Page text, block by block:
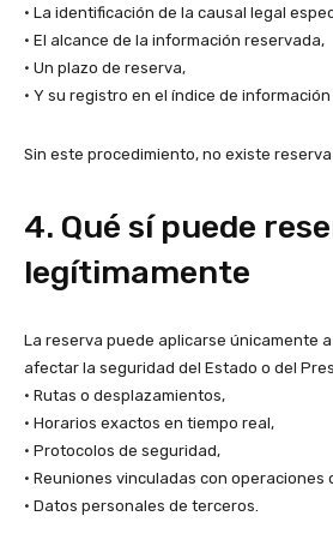
• La identificación de la causal legal
• El alcance de la información reservada,
• Un plazo de reserva,
• Y su registro en el índice de información
Sin este procedimiento, no existe reserva
4. Qué sí puede
legítimamente
La reserva puede aplicarse únicamente
afectar la seguridad del Estado o del
• Rutas o desplazamientos,
• Horarios exactos en tiempo real,
• Protocolos de seguridad,
• Reuniones vinculadas con operaciones
• Datos personales de terceros.